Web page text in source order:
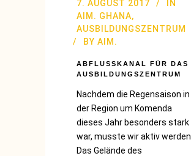
7. AUGUST 2017
IN
AIM. GHANA,
AUSBILDUNGSZENTRUM
BY AIM.
ABFLUSSKANAL FÜR DAS
AUSBILDUNGSZENTRUM
Nachdem die Regensaison in
der Region um Komenda
dieses Jahr besonders stark
war, musste wir aktiv werden.
Das Gelände des